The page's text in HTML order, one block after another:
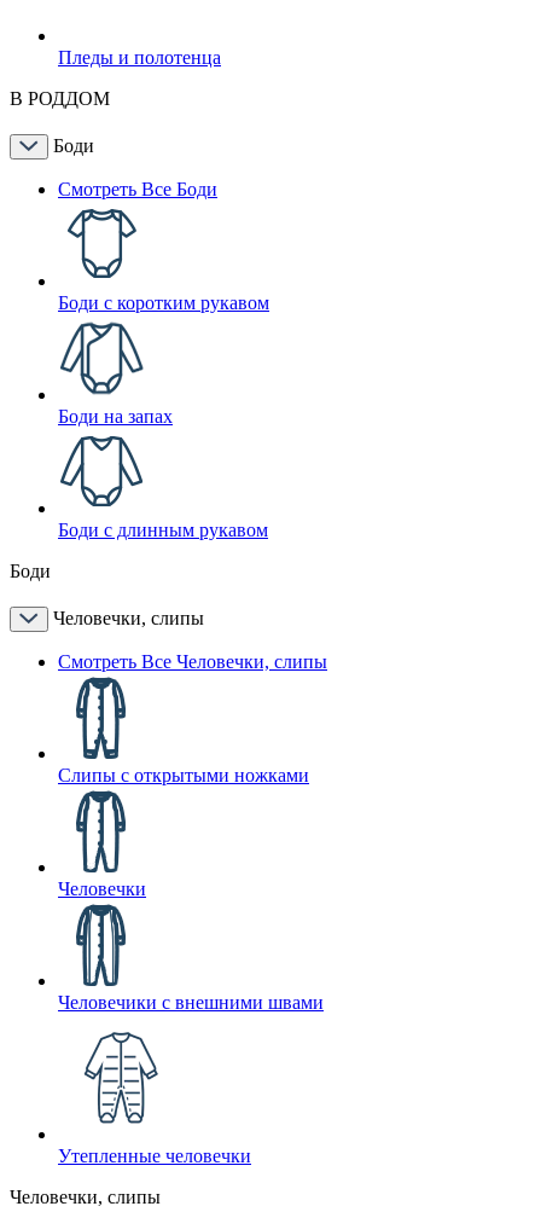
Пледы и полотенца
В РОДДОМ
Боди
Смотреть Все Боди
Боди с коротким рукавом
Боди на запах
Боди с длинным рукавом
Боди
Человечки, слипы
Смотреть Все Человечки, слипы
Слипы с открытыми ножками
Человечки
Человечики с внешними швами
Утепленные человечки
Человечки, слипы